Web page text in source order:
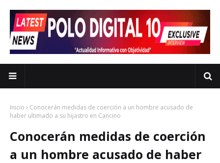
Inicio
Conocerán medidas de coerción a un hombre acusado de
haber ultimado a su hijastro en Cancino
Conocerán medidas de coerción
a un hombre acusado de haber